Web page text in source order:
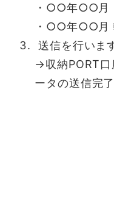
・○○年○○月
・○○年○○月
送信を行いま
→収納PORT口
ータの送信完了